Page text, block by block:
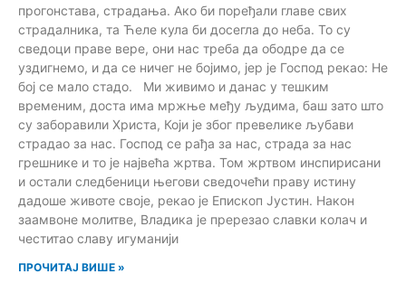
прогонстава, страдања. Ако би поређали главе свих
страдалника, та Ћеле кула би досегла до неба. То су
сведоци праве вере, они нас треба да ободре да се
уздигнемо, и да се ничег не бојимо, јер је Господ рекао: Не
бој се мало стадо. Ми живимо и данас у тешким
временим, доста има мржње међу људима, баш зато што
су заборавили Христа, Који је због превелике љубави
страдао за нас. Господ се рађа за нас, страда за нас
грешнике и то је највећа жртва. Том жртвом инспирисани
и остали следбеници његови сведочећи праву истину
дадоше животе своје, рекао је Епископ Јустин. Након
заамвоне молитве, Владика је пререзао славки колач и
честитао славу игуманији
ПРОЧИТАЈ ВИШЕ »